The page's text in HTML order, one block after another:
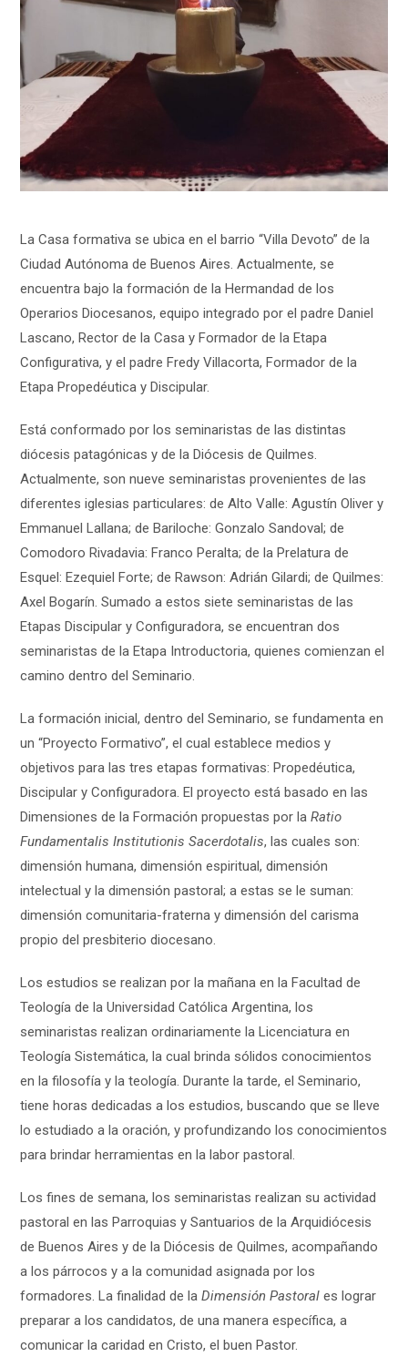
La Casa formativa se ubica en el barrio “Villa Devoto” de la
Ciudad Autónoma de Buenos Aires. Actualmente, se
encuentra bajo la formación de la Hermandad de los
Operarios Diocesanos, equipo integrado por el padre Daniel
Lascano, Rector de la Casa y Formador de la Etapa
Configurativa, y el padre Fredy Villacorta, Formador de la
Etapa Propedéutica y Discipular.
Está conformado por los seminaristas de las distintas
diócesis patagónicas y de la Diócesis de Quilmes.
Actualmente, son nueve seminaristas provenientes de las
diferentes iglesias particulares: de Alto Valle: Agustín Oliver y
Emmanuel Lallana; de Bariloche: Gonzalo Sandoval; de
Comodoro Rivadavia: Franco Peralta; de la Prelatura de
Esquel: Ezequiel Forte; de Rawson: Adrián Gilardi; de Quilmes:
Axel Bogarín. Sumado a estos siete seminaristas de las
Etapas Discipular y Configuradora, se encuentran dos
seminaristas de la Etapa Introductoria, quienes comienzan el
camino dentro del Seminario.
La formación inicial, dentro del Seminario, se fundamenta en
un “Proyecto Formativo”, el cual establece medios y
objetivos para las tres etapas formativas: Propedéutica,
Discipular y Configuradora. El proyecto está basado en las
Dimensiones de la Formación propuestas por laRatio
Fundamentalis Institutionis Sacerdotalis, las cuales son:
dimensión humana, dimensión espiritual, dimensión
intelectual y la dimensión pastoral; a estas se le suman:
dimensión comunitaria-fraterna y dimensión del carisma
propio del presbiterio diocesano.
Los estudios se realizan por la mañana en la Facultad de
Teología de la Universidad Católica Argentina, los
seminaristas realizan ordinariamente la Licenciatura en
Teología Sistemática, la cual brinda sólidos conocimientos
en la filosofía y la teología. Durante la tarde, el Seminario,
tiene horas dedicadas a los estudios, buscando que se lleve
lo estudiado a la oración, y profundizando los conocimientos
para brindar herramientas en la labor pastoral.
Los fines de semana, los seminaristas realizan su actividad
pastoral en las Parroquias y Santuarios de la Arquidiócesis
de Buenos Aires y de la Diócesis de Quilmes, acompañando
a los párrocos y a la comunidad asignada por los
formadores. La finalidad de laDimensión Pastoral es lograr
preparar a los candidatos, de una manera específica, a
comunicar la caridad en Cristo, el buen Pastor.